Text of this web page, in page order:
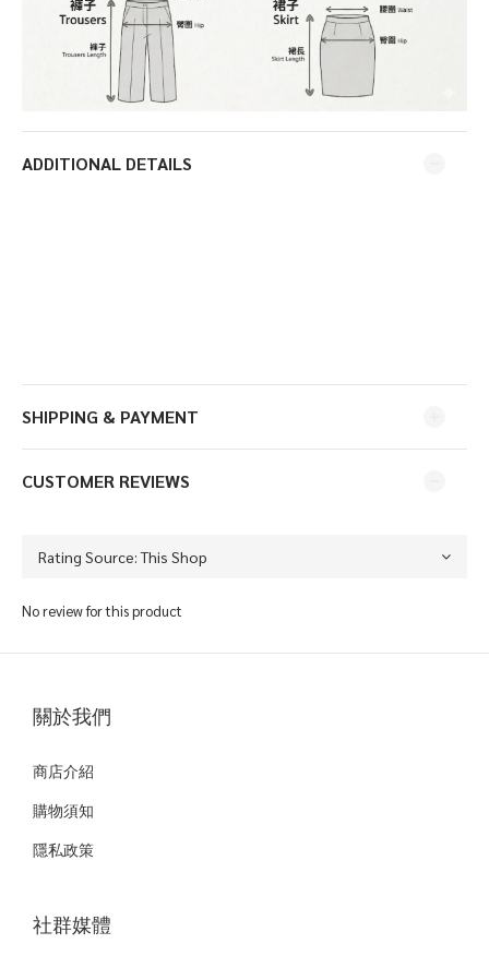
ADDITIONAL DETAILS
SHIPPING & PAYMENT
CUSTOMER REVIEWS
No review for this product
關於我們
商店介紹
購物須知
隱私政策
社群媒體